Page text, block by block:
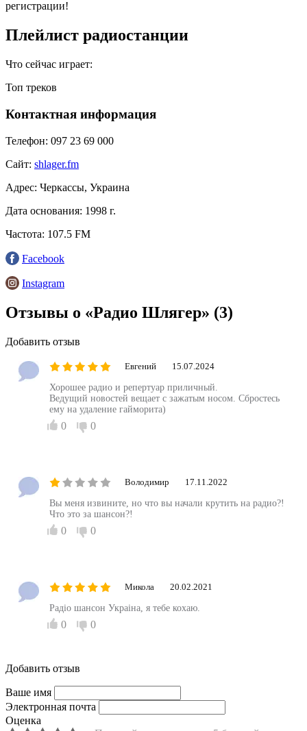
регистрации!
Плейлист радиостанции
Что сейчас играет:
Топ треков
Контактная информация
Телефон: 097 23 69 000
Сайт: shlager.fm
Адрес: Черкассы, Украина
Дата основания: 1998 г.
Частота: 107.5 FM
Facebook
Instagram
Отзывы о «Радио Шлягер» (3)
Добавить отзыв
Евгений 15.07.2024
Хорошее радио и репертуар приличный.
Ведущий новостей вещает с зажатым носом. Сбростесь
ему на удаление гайморита)
0 0
Володимир 17.11.2022
Вы меня извините, но что вы начали крутить на радио?!
Что это за шансон?!
0 0
Микола 20.02.2021
Радiо шансон Украiна, я тебе кохаю.
0 0
Добавить отзыв
Ваше имя
Электронная почта
Оценка